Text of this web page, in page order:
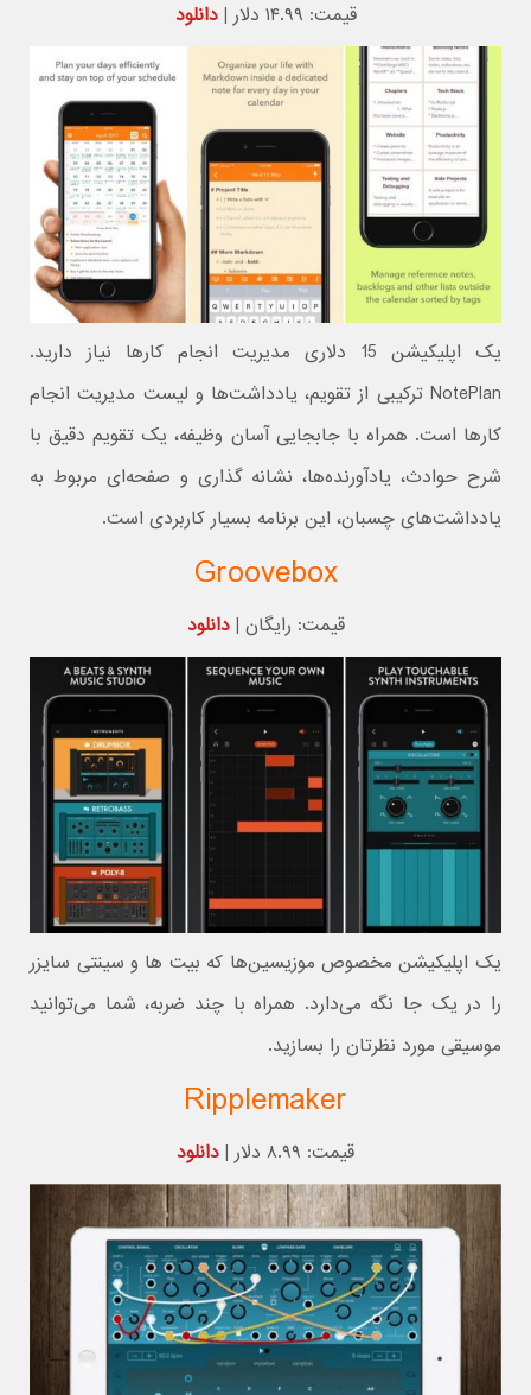
قیمت: ۱۴.۹۹ دلار | دانلود
یک اپلیکیشن 15 دلاری مدیریت انجام کارها نیاز دارید.
NotePlan ترکیبی از تقویم، یادداشت‌ها و لیست مدیریت انجام
کارها است. همراه با جابجایی آسان وظیفه، یک تقویم دقیق با
شرح حوادث، یادآورنده‌ها، نشانه گذاری و صفحه‌ای مربوط به
یادداشت‌های چسبان، این برنامه بسیار کاربردی است.
Groovebox
قیمت: رایگان |دانلود
یک اپلیکیشن مخصوص موزیسین‌ها که بیت ها و سینتی سایزر
را در یک جا نگه می‌دارد. همراه با چند ضربه، شما می‌توانید
موسیقی مورد نظرتان را بسازید.
Ripplemaker
قیمت: ۸.۹۹ دلار | دانلود